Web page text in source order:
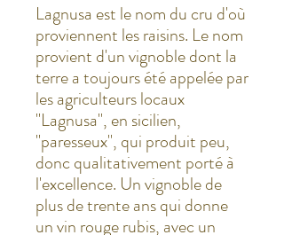
Lagnusa est le nom du cru d'où
proviennent les raisins. Le nom
provient d'un vignoble dont la
terre a toujours été appelée par
les agriculteurs locaux
"Lagnusa", en sicilien,
"paresseux", qui produit peu,
donc qualitativement porté à
l'excellence. Un vignoble de
plus de trente ans qui donne
un vin rouge rubis, avec un